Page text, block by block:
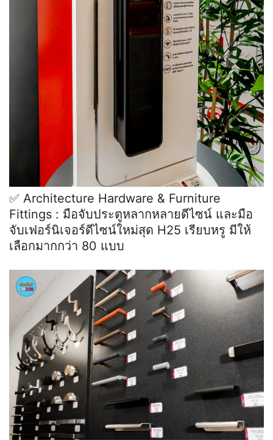
✅ Architecture Hardware & Furniture
Fittings : มือจับประตูหลากหลายดีไซน์ และมือ
จับเฟอร์นิเจอร์ดีไซน์ใหม่สุด H25 เรียบหรู มีให้
เลือกมากกว่า 80 แบบ